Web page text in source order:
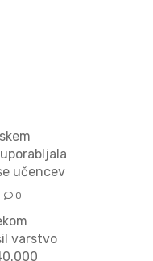
učencev
0
varstvo